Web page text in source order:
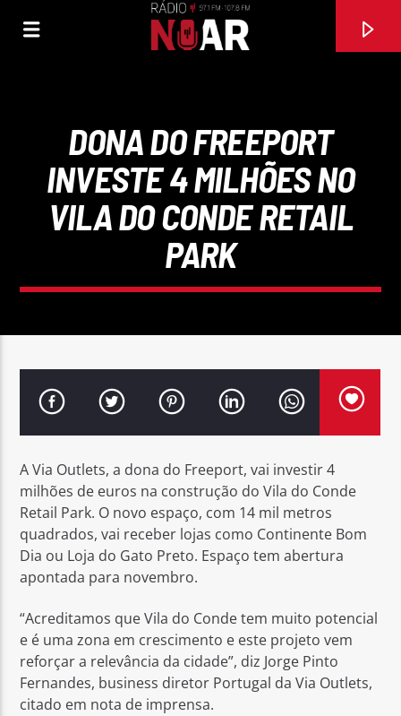
FAIXA ATUAL
COMO O TEU AMOR NÃO HÁ
CARLA TELES
Rádio No ar
DONA DO FREEPORT
INVESTE 4 MILHÕES NO
VILA DO CONDE RETAIL
PARK
A Via Outlets, a dona do Freeport, vai investir 4
milhões de euros na construção do Vila do Conde
Retail Park. O novo espaço, com 14 mil metros
quadrados, vai receber lojas como Continente Bom
Dia ou Loja do Gato Preto. Espaço tem abertura
apontada para novembro.
“Acreditamos que Vila do Conde tem muito potencial
e é uma zona em crescimento e este projeto vem
reforçar a relevância da cidade”, diz Jorge Pinto
Fernandes, business diretor Portugal da Via Outlets,
citado em nota de imprensa.